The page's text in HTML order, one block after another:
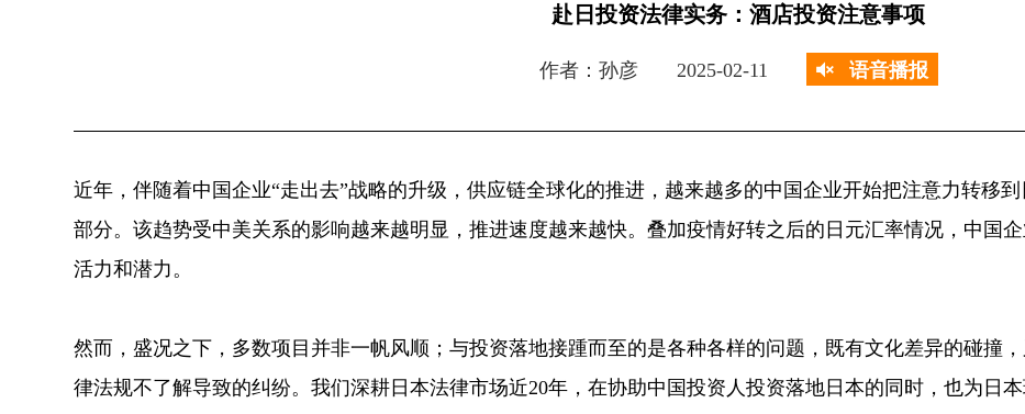
赴日投资法律实务：酒店投资注意事项
作者：孙彦 2025-02-11 语音播报
近年，伴随着中国企业“走出去”战略的升级，供应链全球化的推进，越来越多的中国企业开始把注意力转移
部分。该趋势受中美关系的影响越来越明显，推进速度越来越快。叠加疫情好转之后的日元汇率情况，中国
活力和潜力。
然而，盛况之下，多数项目并非一帆风顺；与投资落地接踵而至的是各种各样的问题，既有文化差异的碰撞
律法规不了解导致的纠纷。我们深耕日本法律市场近20年，在协助中国投资人投资落地日本的同时，也为日